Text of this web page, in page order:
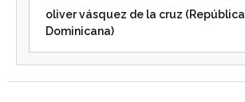
oliver vásquez de la cruz (República
Dominicana)